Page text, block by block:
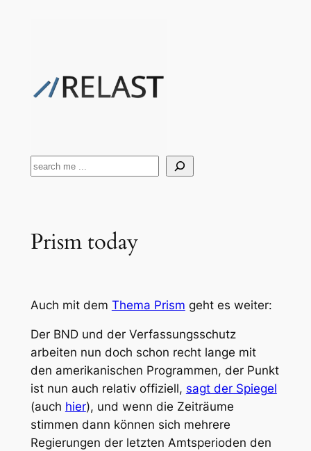
Suchen
Prism today
Auch mit dem Thema Prism geht es weiter:
Der BND und der Verfassungsschutz
arbeiten nun doch schon recht lange mit
den amerikanischen Programmen, der Punkt
ist nun auch relativ offiziell, sagt der Spiegel
(auch hier), und wenn die Zeiträume
stimmen dann können sich mehrere
Regierungen der letzten Amtsperioden den